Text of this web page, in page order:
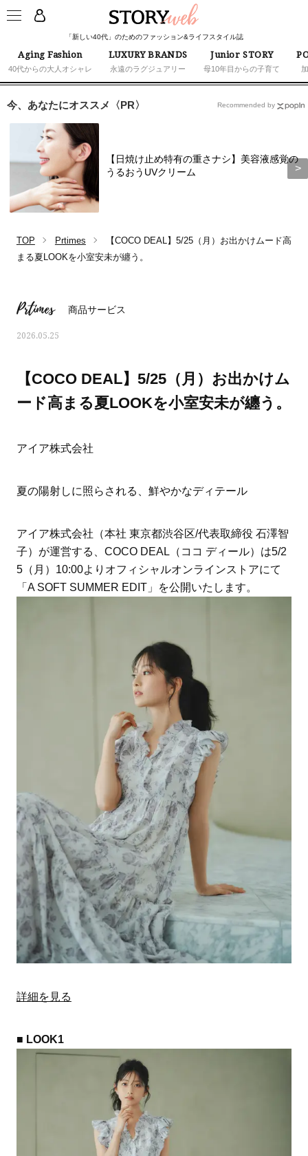
「新しい40代」のためのファッション&ライフスタイル誌
Aging Fashion
40代からの大人オシャレ
LUXURY BRANDS
永遠のラグジュアリー
Junior STORY
母10年目からの子育て
ママとパパに贈る「ジェンダーレ
ス学」
人気の40代髪型・ヘア
タログ
今、あなたにオススメ〈PR〉
【日焼け止め特有の重さナシ】美容液感覚の
うるおうUVクリーム
Recommended by
TOP Prtimes
【COCO DEAL】5/25（月）お出かけムード高
まる夏LOOKを小室安未が纏う。
Prtimes 商品サービス
2026.05.25
【COCO DEAL】5/25（月）お出かけム
ード高まる夏LOOKを小室安未が纏う。
アイア株式会社
夏の陽射しに照らされる、鮮やかなディテール
アイア株式会社（本社 東京都渋谷区/代表取締役 石澤智
子）が運営する、COCO DEAL（ココ ディール）は5/2
5（月）10:00よりオフィシャルオンラインストアにて
「A SOFT SUMMER EDIT」を公開いたします。
詳細を見る
■ LOOK1